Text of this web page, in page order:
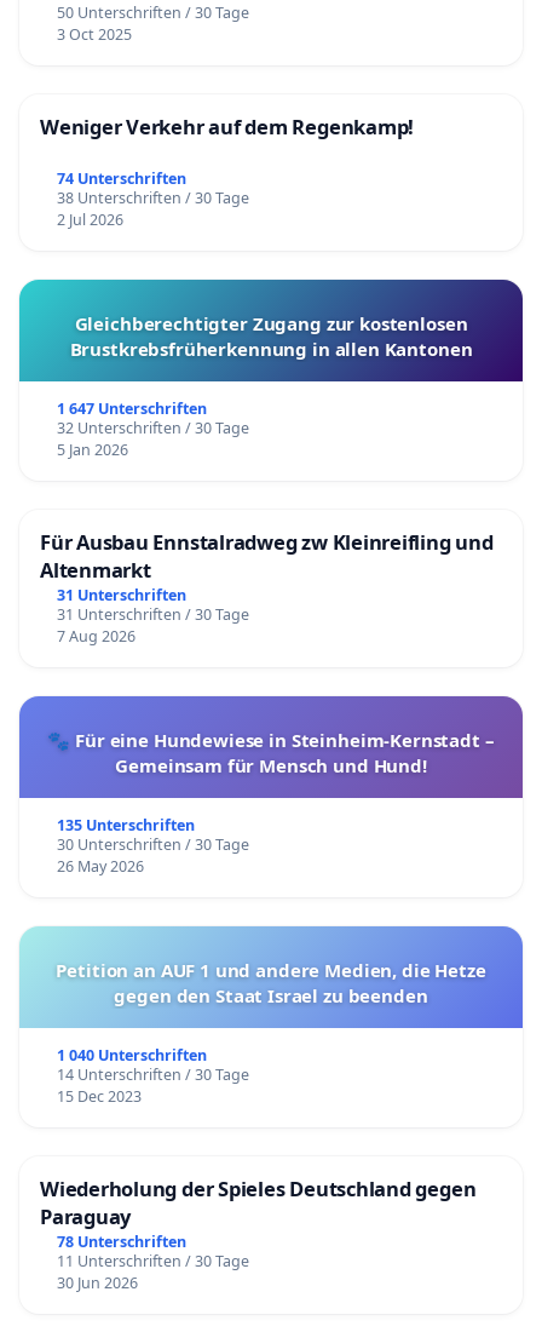
50 Unterschriften / 30 Tage
3 Oct 2025
Weniger Verkehr auf dem Regenkamp!
74 Unterschriften
38 Unterschriften / 30 Tage
2 Jul 2026
Gleichberechtigter Zugang zur kostenlosen
Brustkrebsfrüherkennung in allen Kantonen
1 647 Unterschriften
32 Unterschriften / 30 Tage
5 Jan 2026
Für Ausbau Ennstalradweg zw Kleinreifling und
Altenmarkt
31 Unterschriften
31 Unterschriften / 30 Tage
7 Aug 2026
🐾 Für eine Hundewiese in Steinheim-Kernstadt –
Gemeinsam für Mensch und Hund!
135 Unterschriften
30 Unterschriften / 30 Tage
26 May 2026
Petition an AUF 1 und andere Medien, die Hetze
gegen den Staat Israel zu beenden
1 040 Unterschriften
14 Unterschriften / 30 Tage
15 Dec 2023
Wiederholung der Spieles Deutschland gegen
Paraguay
78 Unterschriften
11 Unterschriften / 30 Tage
30 Jun 2026